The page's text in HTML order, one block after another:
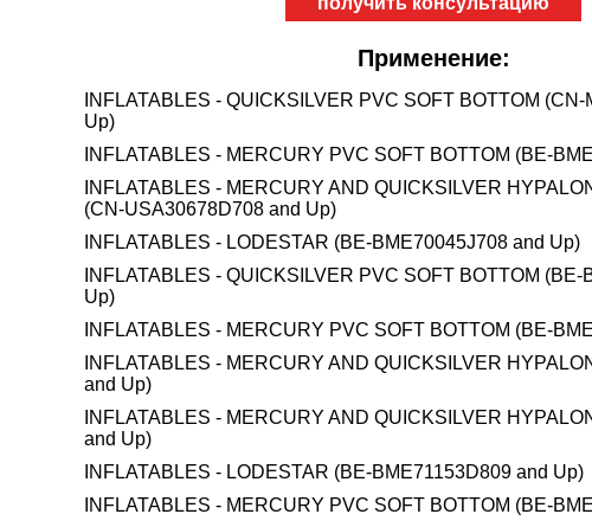
Применение:
INFLATABLES - QUICKSILVER PVC SOFT BOTTOM
Up)
INFLATABLES - MERCURY PVC SOFT BOTTOM (BE-
INFLATABLES - MERCURY AND QUICKSILVER
(CN-USA30678D708 and Up)
INFLATABLES - LODESTAR (BE-BME70045J708 and Up)
INFLATABLES - QUICKSILVER PVC SOFT BOTTOM (BE-
Up)
INFLATABLES - MERCURY PVC SOFT BOTTOM (BE-
INFLATABLES - MERCURY AND QUICKSILVER
and Up)
INFLATABLES - MERCURY AND QUICKSILVER
and Up)
INFLATABLES - LODESTAR (BE-BME71153D809 and Up)
INFLATABLES - MERCURY PVC SOFT BOTTOM (BE-